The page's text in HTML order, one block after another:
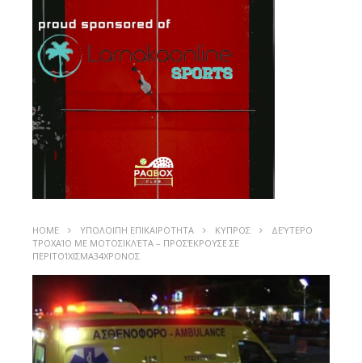
HOME ΥΠΟΛΟΙΠΗ ΕΠΙΚΑΙΡΟΤΗΤΑ ΚΥΠΡΟΣ
ΔΕΎΤΕΡΟ
ΤΡΟΧΑΊΟ ΜΕ ΜΟΤΟΣΙΚΛΈΤΑ – ΠΡΟΣΈΚΡΟΥΣΕ ΣΕ
ΠΕΡΙΤΟΊΧΙΣΜΑ34ΧΡΟΝΟΣ